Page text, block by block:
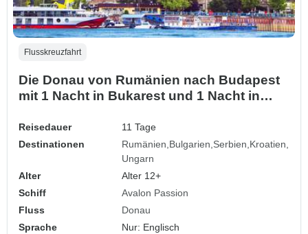
Flusskreuzfahrt
Die Donau von Rumänien nach Budapest
mit 1 Nacht in Bukarest und 1 Nacht in
Reisedauer
11 Tage
Destinationen
Rumänien Bulgarien Serbien Kroatien
Ungarn
Alter
Alter 12+
Schiff
Avalon Passion
Fluss
Donau
Sprache
Nur: Englisch